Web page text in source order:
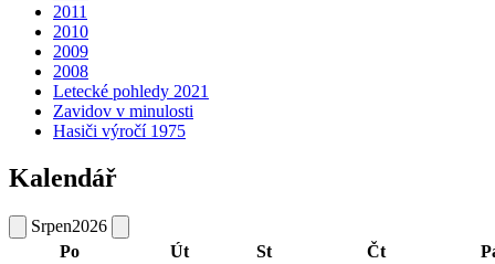
2011
2010
2009
2008
Letecké pohledy 2021
Zavidov v minulosti
Hasiči výročí 1975
Kalendář
Srpen2026
Po
Út St Čt